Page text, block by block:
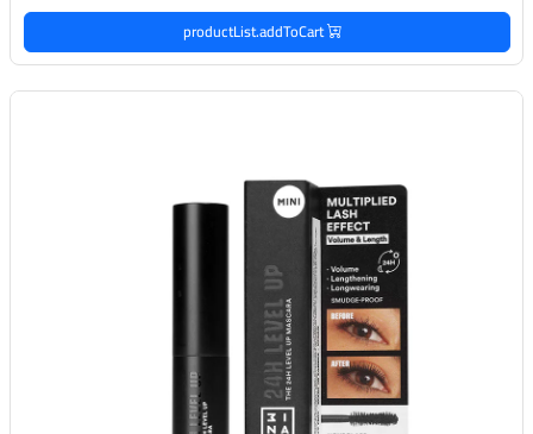
productList.addToCart